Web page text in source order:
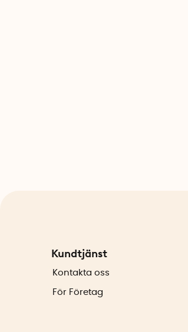
Kundtjänst
Kontakta oss
För Företag